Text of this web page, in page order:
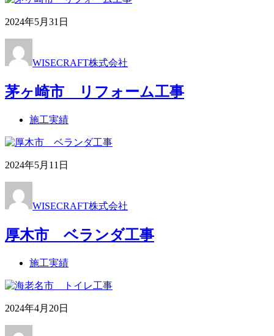
2024年5月31日
WISECRAFT株式会社
茅ヶ崎市 リフォーム工事
施工実績
2024年5月11日
WISECRAFT株式会社
厚木市 ベランダ工事
施工実績
2024年4月20日